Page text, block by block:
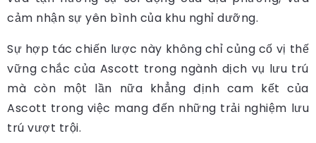
cảm nhận sự yên bình của khu nghỉ dưỡng.
Sự hợp tác chiến lược này không chỉ củng cố vị thế
vững chắc của Ascott trong ngành dịch vụ lưu trú
mà còn một lần nữa khẳng định cam kết của
Ascott trong việc mang đến những trải nghiệm lưu
trú vượt trội.